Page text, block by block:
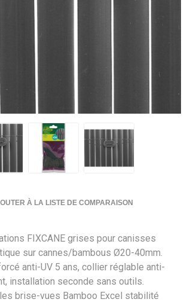
À LA LISTE DE COMPARAISON
FIXCANE grises pour canisses
sur cannes/bambous Ø20-40mm.
anti-UV 5 ans, collier réglable anti-
installation seconde sans outils.
brise-vues Bamboo Excel stabilité